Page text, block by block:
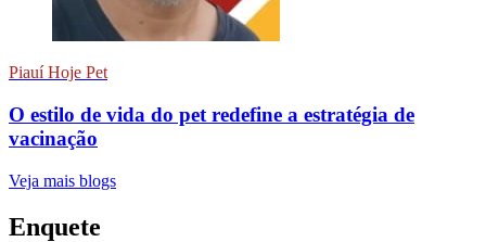
Piauí Hoje Pet
O estilo de vida do pet redefine a estratégia de
vacinação
Veja mais blogs
Enquete